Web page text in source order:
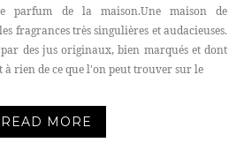
parfum de la maison.Une maison de
fragrances très singulières et audacieuses.
des jus originaux, bien marqués et dont
à rien de ce que l'on peut trouver sur le
READ MORE